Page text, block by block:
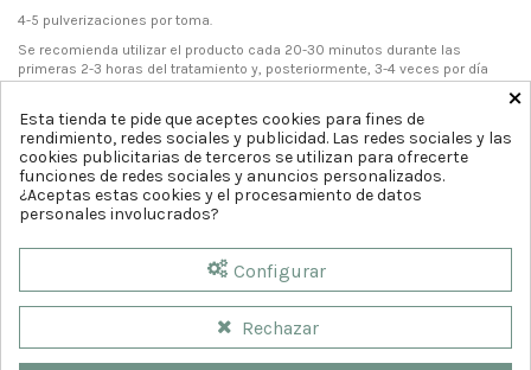
4-5 pulverizaciones por toma.
Se recomienda utilizar el producto cada 20-30 minutos durante las
primeras 2-3 horas del tratamiento y, posteriormente, 3-4 veces por día
×
Esta tienda te pide que aceptes cookies para fines de
rendimiento, redes sociales y publicidad. Las redes sociales y las
cookies publicitarias de terceros se utilizan para ofrecerte
funciones de redes sociales y anuncios personalizados.
¿Aceptas estas cookies y el procesamiento de datos
personales involucrados?
Configurar
Rechazar